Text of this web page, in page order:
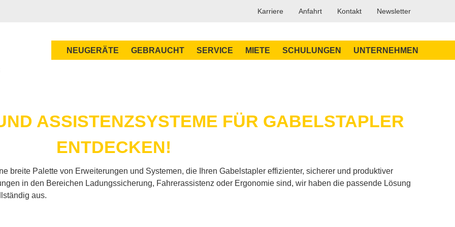
Kar­rie­re An­fahrt Kon­takt News­let­ter
NEU­GE­RÄ­TE GE­BRAUCHT SER­VICE MIE­TE SCHU­LUN­GEN UN­TER­NEH­MEN
AS­SIS­TENZ­SYS­TE­ME FÜR GA­BEL­STAP­LER
ENT­DE­CKEN!
brei­te Pa­let­te von Er­wei­te­run­gen und Sys­te­men, die Ih­ren Ga­bel­stap­ler ef­fi­zi­en­ter, si­che­rer und pro­duk­ti­ver
in den Be­rei­chen La­dungs­si­che­rung, Fah­rer­as­sis­tenz oder Er­go­no­mie sind, wir ha­ben die pas­sen­de Lö­sung
aus.